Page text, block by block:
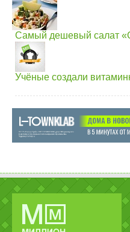
Самый дешевый салат
Учёные создали